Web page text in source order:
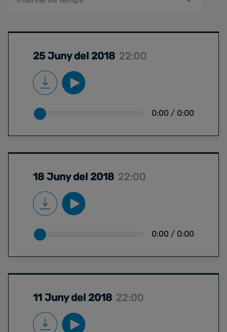
25 Juny del 2018 22:00
0:00 / 0:00
18 Juny del 2018 22:00
0:00 / 0:00
11 Juny del 2018 22:00